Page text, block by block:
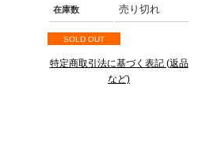
在庫数 売り切れ
SOLD OUT
特定商取引法に基づく表記 (返品
など)